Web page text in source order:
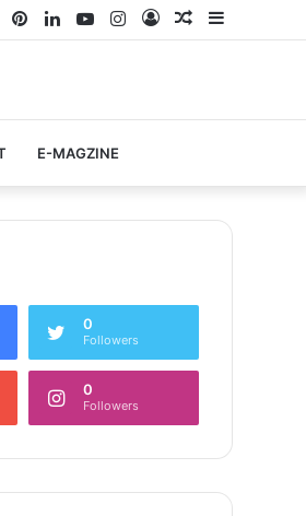
Sidebar
Random
Log
Instagram
YouTube
LinkedIn
Pinterest
E-MAGZINE
0
Followers
0
Followers